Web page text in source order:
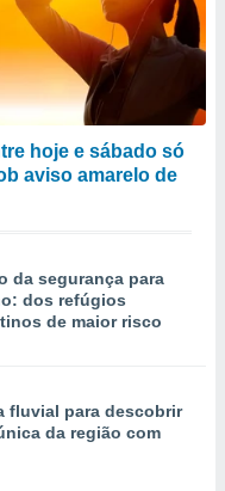
hoje e sábado só
aviso amarelo de
da segurança para
dos refúgios
de maior risco
fluvial para descobrir
da região com